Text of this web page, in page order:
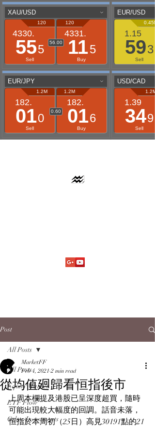
Post
All Posts
Equity Market
ETF Flow
Other Investments
All Posts
從均值廻歸看恒指後市
MarketFF
Feb 4, 2021 2 min read
上周本欄提及港股已呈深度超買，隨時
可能出現較大幅度的回調。話音未落，
恒指於本周初（25日）高見30191點的21